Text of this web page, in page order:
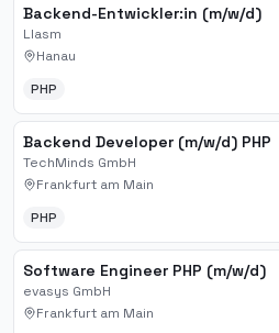
Backend-Entwickler:in (m/w/d)
Llasm
Hanau
PHP
Backend Developer (m/w/d) PHP
TechMinds GmbH
Frankfurt am Main
PHP
Software Engineer PHP (m/w/d)
evasys GmbH
Frankfurt am Main